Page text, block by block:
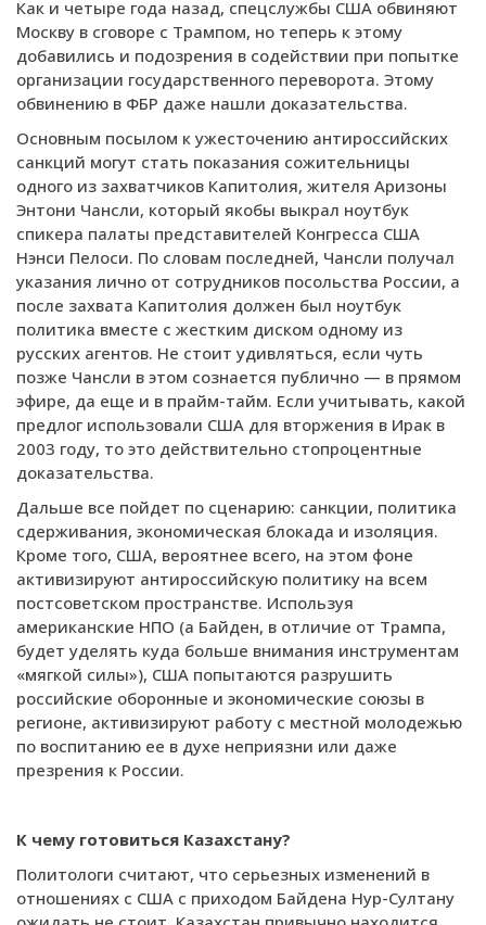
Как и четыре года назад, спецслужбы США обвиняют
Москву в сговоре с Трампом, но теперь к этому
добавились и подозрения в содействии при попытке
организации государственного переворота. Этому
обвинению в ФБР даже нашли доказательства.
Основным посылом к ужесточению антироссийских
санкций могут стать показания сожительницы
одного из захватчиков Капитолия, жителя Аризоны
Энтони Чансли, который якобы выкрал ноутбук
спикера палаты представителей Конгресса США
Нэнси Пелоси. По словам последней, Чансли получал
указания лично от сотрудников посольства России, а
после захвата Капитолия должен был ноутбук
политика вместе с жестким диском одному из
русских агентов. Не стоит удивляться, если чуть
позже Чансли в этом сознается публично — в прямом
эфире, да еще и в прайм-тайм. Если учитывать, какой
предлог использовали США для вторжения в Ирак в
2003 году, то это действительно стопроцентные
доказательства.
Дальше все пойдет по сценарию: санкции, политика
сдерживания, экономическая блокада и изоляция.
Кроме того, США, вероятнее всего, на этом фоне
активизируют антироссийскую политику на всем
постсоветском пространстве. Используя
американские НПО (а Байден, в отличие от Трампа,
будет уделять куда больше внимания инструментам
«мягкой силы»), США попытаются разрушить
российские оборонные и экономические союзы в
регионе, активизируют работу с местной молодежью
по воспитанию ее в духе неприязни или даже
презрения к России.
К чему готовиться Казахстану?
Политологи считают, что серьезных изменений в
отношениях с США с приходом Байдена Нур-Султану